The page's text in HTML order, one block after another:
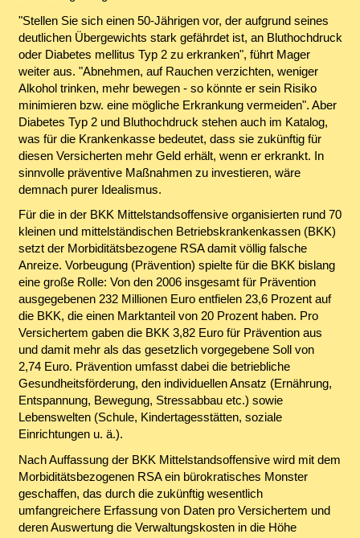
"Stellen Sie sich einen 50-Jährigen vor, der aufgrund seines
deutlichen Übergewichts stark gefährdet ist, an Bluthochdruck
oder Diabetes mellitus Typ 2 zu erkranken", führt Mager
weiter aus. "Abnehmen, auf Rauchen verzichten, weniger
Alkohol trinken, mehr bewegen - so könnte er sein Risiko
minimieren bzw. eine mögliche Erkrankung vermeiden". Aber
Diabetes Typ 2 und Bluthochdruck stehen auch im Katalog,
was für die Krankenkasse bedeutet, dass sie zukünftig für
diesen Versicherten mehr Geld erhält, wenn er erkrankt. In
sinnvolle präventive Maßnahmen zu investieren, wäre
demnach purer Idealismus.
Für die in der BKK Mittelstandsoffensive organisierten rund 70
kleinen und mittelständischen Betriebskrankenkassen (BKK)
setzt der Morbiditätsbezogene RSA damit völlig falsche
Anreize. Vorbeugung (Prävention) spielte für die BKK bislang
eine große Rolle: Von den 2006 insgesamt für Prävention
ausgegebenen 232 Millionen Euro entfielen 23,6 Prozent auf
die BKK, die einen Marktanteil von 20 Prozent haben. Pro
Versichertem gaben die BKK 3,82 Euro für Prävention aus
und damit mehr als das gesetzlich vorgegebene Soll von
2,74 Euro. Prävention umfasst dabei die betriebliche
Gesundheitsförderung, den individuellen Ansatz (Ernährung,
Entspannung, Bewegung, Stressabbau etc.) sowie
Lebenswelten (Schule, Kindertagesstätten, soziale
Einrichtungen u. ä.).
Nach Auffassung der BKK Mittelstandsoffensive wird mit dem
Morbiditätsbezogenen RSA ein bürokratisches Monster
geschaffen, das durch die zukünftig wesentlich
umfangreichere Erfassung von Daten pro Versichertem und
deren Auswertung die Verwaltungskosten in die Höhe